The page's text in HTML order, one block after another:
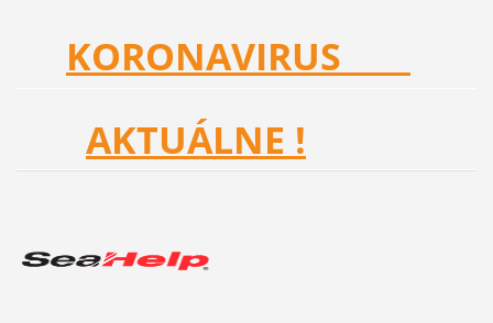
KORONAVIRUS
AKTUÁLNE !